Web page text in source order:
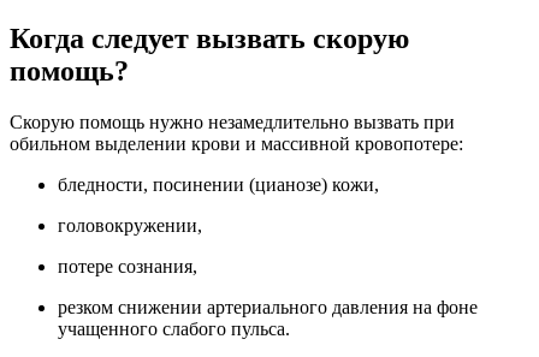
Когда следует вызвать скорую
помощь?
Скорую помощь нужно незамедлительно вызвать при
обильном выделении крови и массивной кровопотере:
бледности, посинении (цианозе) кожи,
головокружении,
потере сознания,
резком снижении артериального давления на фоне
учащенного слабого пульса.